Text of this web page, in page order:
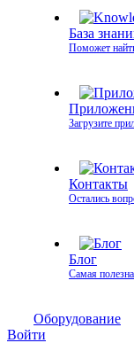
База
Поможет
Загрузите
Контакты
Остались
Блог
Самая
Оборудование
Войти